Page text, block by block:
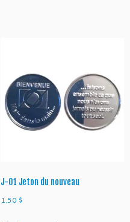
J-01 Jeton du nouveau
1.50 $